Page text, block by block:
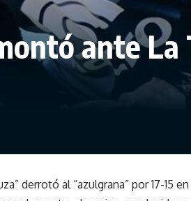
ante
derrotó al “azulgrana” por 17-15